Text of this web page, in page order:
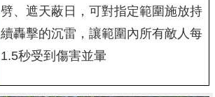
劈、遮天蔽日，可對指定範圍施放持
續轟擊的沉雷，讓範圍內所有敵人每
1.5秒受到傷害並暈